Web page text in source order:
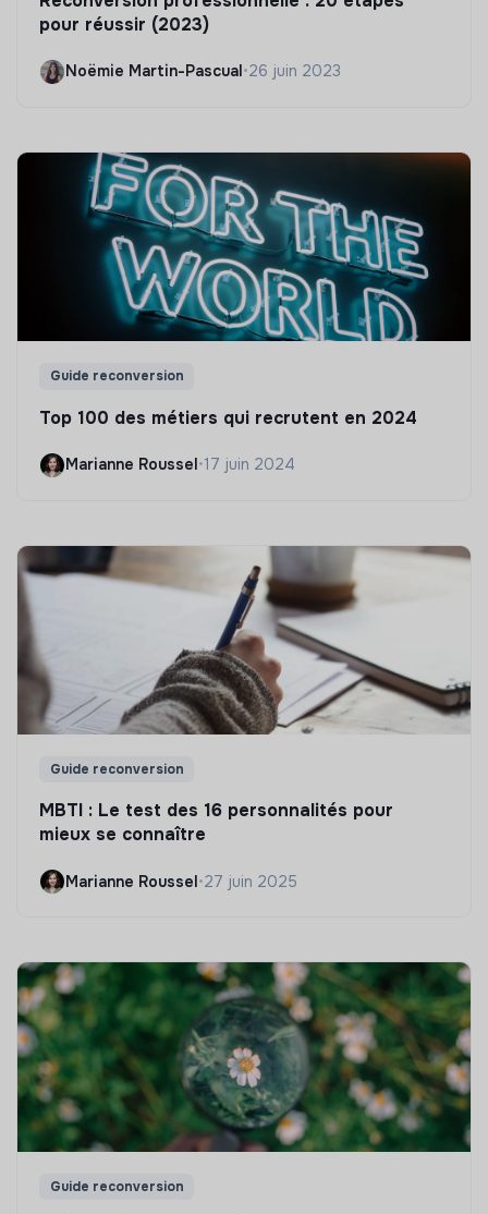
pour réussir (2023)
Noëmie Martin-Pascual •26 juin 2023
Guide reconversion
Top 100 des métiers qui recrutent en 2024
Marianne Roussel•17 juin 2024
Guide reconversion
MBTI : Le test des 16 personnalités pour
mieux se connaître
Marianne Roussel•27 juin 2025
Guide reconversion